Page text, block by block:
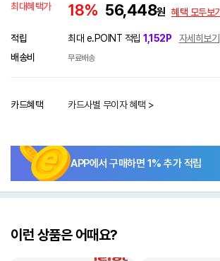
최대혜택가
18% 56,448원 혜택 모두보기
적립 최대 e.POINT 적립 1,152P
자세히보기
배송비
무료배송
카드혜택 카드사별 무이자 혜택 >
APP에서 구매하면 1% 추가 적립
이런 상품은 어때요?